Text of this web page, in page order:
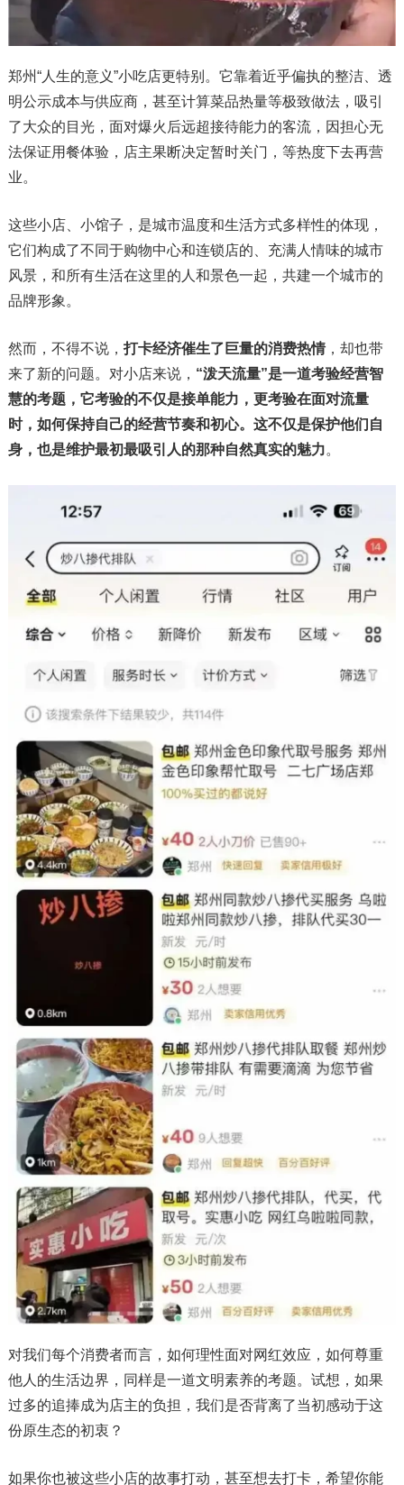
郑州“人生的意义”小吃店更特别。它靠着近乎偏执的整洁、透
明公示成本与供应商，甚至计算菜品热量等极致做法，吸引
了大众的目光，面对爆火后远超接待能力的客流，因担心无
法保证用餐体验，店主果断决定暂时关门，等热度下去再营
业。
这些小店、小馆子，是城市温度和生活方式多样性的体现，
它们构成了不同于购物中心和连锁店的、充满人情味的城市
风景，和所有生活在这里的人和景色一起，共建一个城市的
品牌形象。
然而，不得不说， 打卡经济催生了巨量的消费热情，却也带
来了新的问题。对小店来说， “泼天流量”是一道考验经营智
慧的考题，它考验的不仅是接单能力，更考验在面对流量
时，如何保持自己的经营节奏和初心。这不仅是保护他们自
身，也是维护最初最吸引人的那种自然真实的魅力。
对我们每个消费者而言，如何理性面对网红效应，如何尊重
他人的生活边界，同样是一道文明素养的考题。试想，如果
过多的追捧成为店主的负担，我们是否背离了当初感动于这
份原生态的初衷？
如果你也被这些小店的故事打动，甚至想去打卡，希望你能